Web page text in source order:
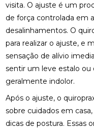
visita. O ajuste é um
de força controlada em
desalinhamentos. O
para realizar o ajuste, e
sensação de alívio
sentir um leve estalo ou
geralmente indolor.
Após o ajuste, o
sobre cuidados em
dicas de postura. Essas
FISIOTERAPIA PARA LABIRINTO: SAIBA COMO O
TRATAMENTO
BEM-ESTAR
FISIOTERAPIA PARA LABIRINTO: TRATAMENTO
EFICAZ
FISIOTERAPIA
FISIOTERAPIA PARA REABILITAÇÃO DO LABIRINTO
E SEUS BENEFÍCIOS